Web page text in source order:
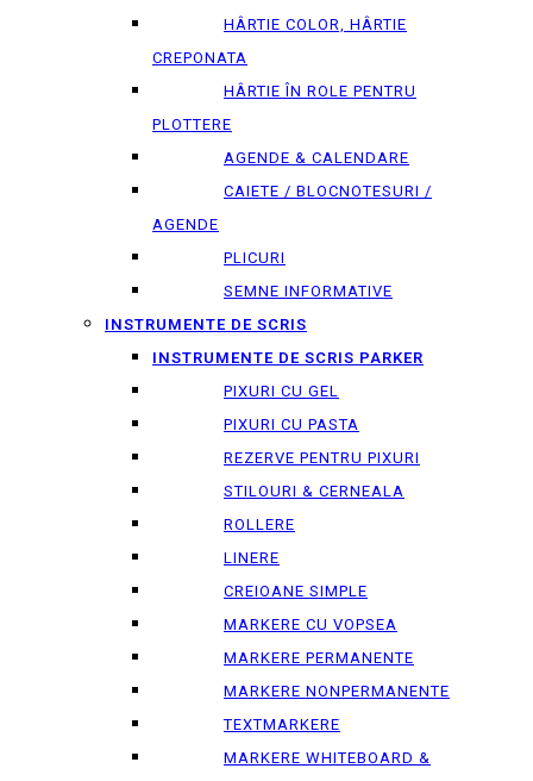
HÂRTIE COLOR, HÂRTIE
CREPONATA
HÂRTIE ÎN ROLE PENTRU
PLOTTERE
AGENDE & CALENDARE
CAIETE / BLOCNOTESURI /
AGENDE
PLICURI
SEMNE INFORMATIVE
INSTRUMENTE DE SCRIS
INSTRUMENTE DE SCRIS PARKER
PIXURI CU GEL
PIXURI CU PASTA
REZERVE PENTRU PIXURI
STILOURI & СERNEALA
ROLLERE
LINERE
CREIOANE SIMPLE
MARKERE CU VOPSEA
MARKERE PERMANENTE
MARKERE NONPERMANENTE
TEXTMARKERE
MARKERE WHITEBOARD &